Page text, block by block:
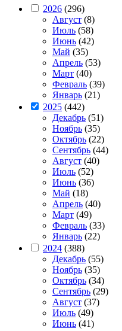
2026 (296)
Август (8)
Июль (58)
Июнь (42)
Май (35)
Апрель (53)
Март (40)
Февраль (39)
Январь (21)
2025 (442)
Декабрь (51)
Ноябрь (35)
Октябрь (22)
Сентябрь (44)
Август (40)
Июль (52)
Июнь (36)
Май (18)
Апрель (40)
Март (49)
Февраль (33)
Январь (22)
2024 (388)
Декабрь (55)
Ноябрь (35)
Октябрь (34)
Сентябрь (29)
Август (37)
Июль (49)
Июнь (41)